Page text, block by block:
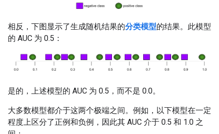
相反，下图显示了生成随机结果的分类模型的结果。此模型
的 AUC 为 0.5：
是的，上述模型的 AUC 为 0.5，而不是 0.0。
大多数模型都介于这两个极端之间。例如，以下模型在一定
程度上区分了正例和负例，因此其 AUC 介于 0.5 和 1.0 之